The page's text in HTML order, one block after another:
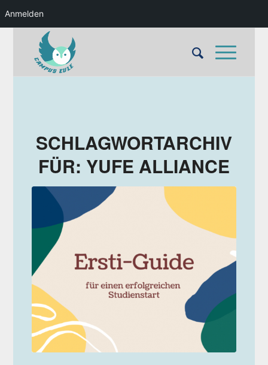
Anmelden
SCHLAGWORTARCHIV
FÜR: YUFE ALLIANCE